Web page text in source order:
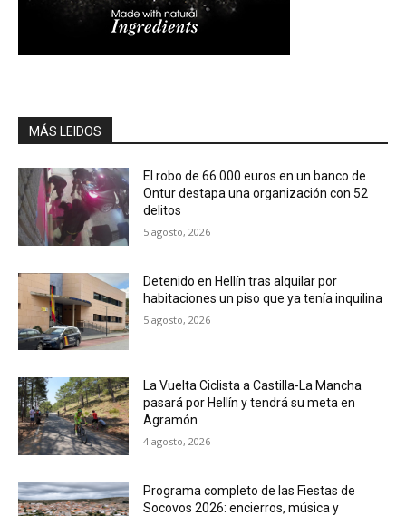
MÁS LEIDOS
El robo de 66.000 euros en un banco de
Ontur destapa una organización con 52
delitos
5 agosto, 2026
Detenido en Hellín tras alquilar por
habitaciones un piso que ya tenía inquilina
5 agosto, 2026
La Vuelta Ciclista a Castilla-La Mancha
pasará por Hellín y tendrá su meta en
Agramón
4 agosto, 2026
Programa completo de las Fiestas de
Socovos 2026: encierros, música y